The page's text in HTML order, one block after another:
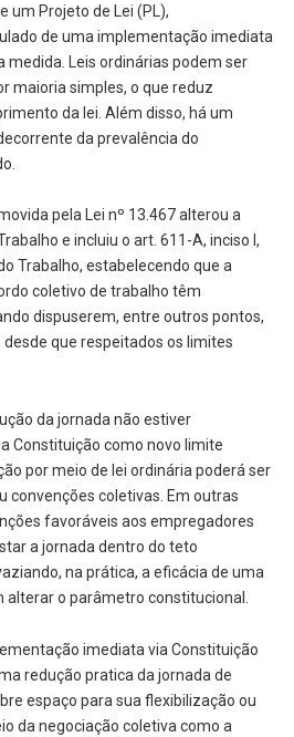
um Projeto de Lei (PL),
de uma implementação imediata
medida. Leis ordinárias podem ser
maioria simples, o que reduz
da lei. Além disso, há um
da prevalência do
pela Lei nº 13.467 alterou a
e incluiu o art. 611-A, inciso I,
Trabalho, estabelecendo que a
coletivo de trabalho têm
dispuserem, entre outros pontos,
que respeitados os limites
da jornada não estiver
Constituição como novo limite
por meio de lei ordinária poderá ser
convenções coletivas. Em outras
favoráveis aos empregadores
a jornada dentro do teto
na prática, a eficácia de uma
alterar o parâmetro constitucional.
imediata via Constituição
redução pratica da jornada de
espaço para sua flexibilização ou
da negociação coletiva como a